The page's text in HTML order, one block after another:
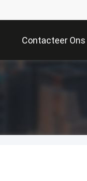
Contacteer Ons